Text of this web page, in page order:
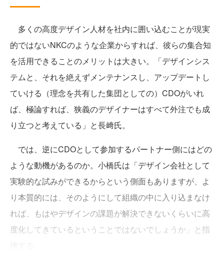
多くの高度デザイン人材を社内に囲い込むことが現実
的ではないNKCのような企業からすれば、彼らの集合知
を活用できることのメリットは大きい。「デザインシス
テムと、それを絶えずメンテナンスし、アップデートし
ていける（理念を共有した集団としての）CDOがいれ
ば、極論すれば、狭義のデザイナーはすべて外注でも成
り立つと考えている」と長﨑氏。
では、逆にCDOとして参加するパートナー側にはどの
ような動機があるのか。小橋氏は「デザイン会社として
実験的な試みができるからという側面もありますが、よ
り本質的には、そのようにして組織の中に入り込まなけ
れば、もはやデザインの課題が解決できないくらいに高
度化してきているということではないでしょうか」と指